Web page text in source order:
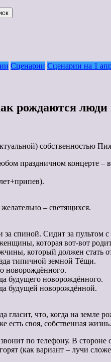
Сценарии Сценарии на 1
рождаются люди
собственностью
праздничном концерте
– светящихся.
спиной. Сидит за пультом с
которая вот-вот
который должен стать
типичной земной Тёщи.
новорождённого.
новорождённого.
будущей новорождённой.
что, когда на земле
есть своя, собственная
по телефону. В
(как вариант – лучи